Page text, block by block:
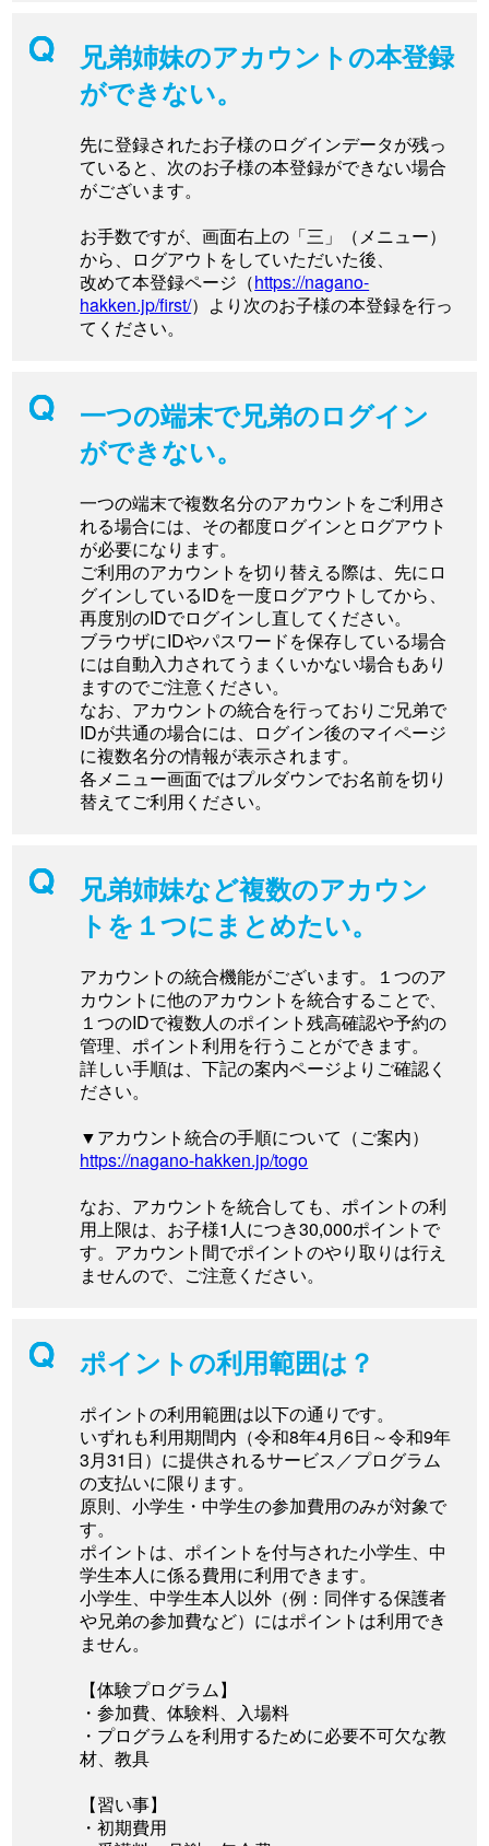
兄弟姉妹のアカウントの本登録
ができない。
先に登録されたお子様のログインデータが残っ
ていると、次のお子様の本登録ができない場合
がございます。
お手数ですが、画面右上の「三」（メニュー）
から、ログアウトをしていただいた後、
改めて本登録ページ（https://nagano-
hakken.jp/first/）より次のお子様の本登録を行っ
てください。
一つの端末で兄弟のログイン
ができない。
一つの端末で複数名分のアカウントをご利用さ
れる場合には、その都度ログインとログアウト
が必要になります。
ご利用のアカウントを切り替える際は、先にロ
グインしているIDを一度ログアウトしてから、
再度別のIDでログインし直してください。
ブラウザにIDやパスワードを保存している場合
には自動入力されてうまくいかない場合もあり
ますのでご注意ください。
なお、アカウントの統合を行っておりご兄弟で
IDが共通の場合には、ログイン後のマイページ
に複数名分の情報が表示されます。
各メニュー画面ではプルダウンでお名前を切り
替えてご利用ください。
兄弟姉妹など複数のアカウン
トを１つにまとめたい。
アカウントの統合機能がございます。１つのア
カウントに他のアカウントを統合することで、
１つのIDで複数人のポイント残高確認や予約の
管理、ポイント利用を行うことができます。
詳しい手順は、下記の案内ページよりご確認く
ださい。
▼アカウント統合の手順について（ご案内）
https://nagano-hakken.jp/togo
なお、アカウントを統合しても、ポイントの利
用上限は、お子様1人につき30,000ポイントで
す。アカウント間でポイントのやり取りは行え
ませんので、ご注意ください。
ポイントの利用範囲は？
ポイントの利用範囲は以下の通りです。
いずれも利用期間内（令和8年4月6日～令和9年
3月31日）に提供されるサービス／プログラム
の支払いに限ります。
原則、小学生・中学生の参加費用のみが対象で
す。
ポイントは、ポイントを付与された小学生、中
学生本人に係る費用に利用できます。
小学生、中学生本人以外（例：同伴する保護者
や兄弟の参加費など）にはポイントは利用でき
ません。
【体験プログラム】
・参加費、体験料、入場料
・プログラムを利用するために必要不可欠な教
材、教具
【習い事】
・初期費用